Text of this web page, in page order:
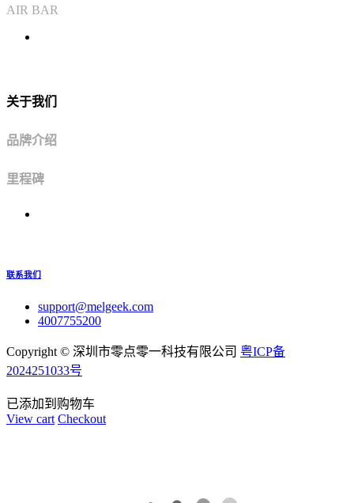
AIR BAR
关于我们
品牌介绍
里程碑
联系我们
support@melgeek.com
4007755200
Copyright © 深圳市零点零一科技有限公司 粤ICP备
2024251033号
已添加到购物车
View cart Checkout